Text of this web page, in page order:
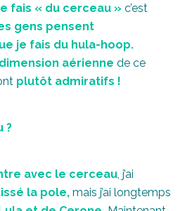
fais « du cerceau » c’est
gens pensent
je fais du hula-hoop.
aérienne de ce
plutôt admiratifs !
?
avec le cerceau, j’ai
la pole, mais j’ai longtemps